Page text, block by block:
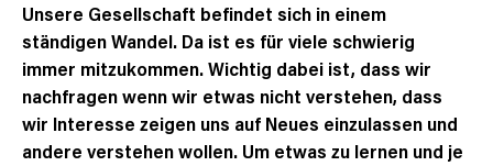
Unsere Gesellschaft befindet sich in einem
ständigen Wandel. Da ist es für viele schwierig
immer mitzukommen. Wichtig dabei ist, dass wir
nachfragen wenn wir etwas nicht verstehen, dass
wir Interesse zeigen uns auf Neues einzulassen und
andere verstehen wollen. Um etwas zu lernen und je